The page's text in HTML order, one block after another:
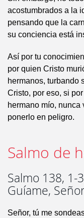
acostumbrados a la
pensando que la
su conciencia está
Así por tu
por quien Cristo
hermanos, turbando
Cristo, por eso, si
hermano mío, nunca
ponerlo en peligro.
Salmo de
Salmo 138, 1-
Guíame,
Señor, tú me